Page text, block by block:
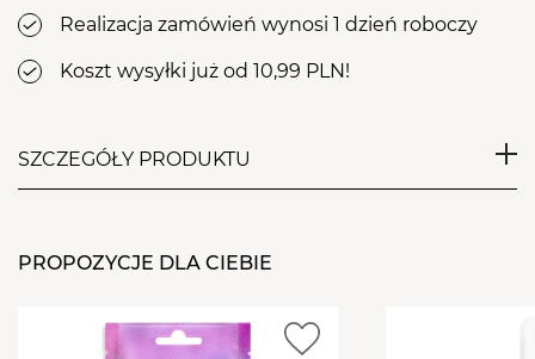
Realizacja zamówień wynosi 1 dzień roboczy
Koszt wysyłki już od 10,99 PLN!
SZCZEGÓŁY PRODUKTU
stożka o średnio mocnych nacięciach krzyżowych.
miejsc, nie uszkadzając przy tym płytki paznokcia.
PROPOZYCJE DLA CIEBIE